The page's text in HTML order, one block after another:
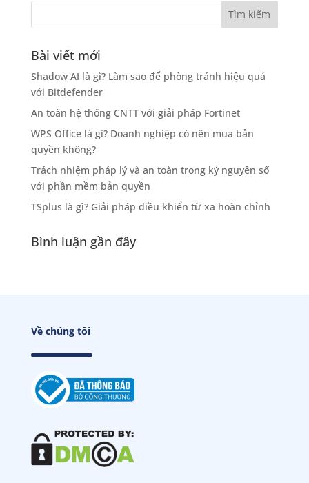
Bài viết mới
Shadow AI là gì? Làm sao để phòng tránh hiệu quả
với Bitdefender
An toàn hệ thống CNTT với giải pháp Fortinet
WPS Office là gì? Doanh nghiệp có nên mua bản
quyền không?
Trách nhiệm pháp lý và an toàn trong kỷ nguyên số
với phần mềm bản quyền
TSplus là gì? Giải pháp điều khiển từ xa hoàn chỉnh
Bình luận gần đây
Về chúng tôi